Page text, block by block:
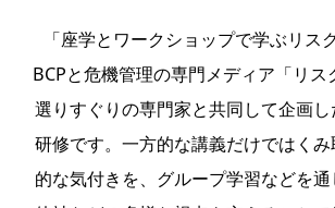
「座学とワークショップで学ぶリス
BCPと危機管理の専門メディア「リ
選りすぐりの専門家と共同して企画
研修です。一方的な講義だけではく
的な気付きを、グループ学習などを通